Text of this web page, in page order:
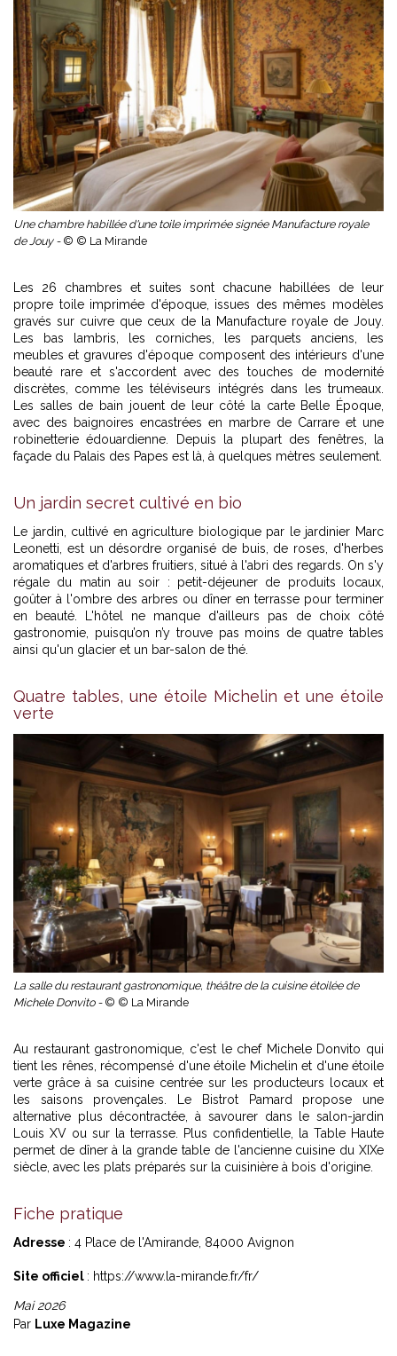
Une chambre habillée d'une toile imprimée signée Manufacture royale
de Jouy - © © La Mirande
Les 26 chambres et suites sont chacune habillées de leur
propre toile imprimée d'époque, issues des mêmes modèles
gravés sur cuivre que ceux de la Manufacture royale de Jouy.
Les bas lambris, les corniches, les parquets anciens, les
meubles et gravures d'époque composent des intérieurs d'une
beauté rare et s'accordent avec des touches de modernité
discrètes, comme les téléviseurs intégrés dans les trumeaux.
Les salles de bain jouent de leur côté la carte Belle Époque,
avec des baignoires encastrées en marbre de Carrare et une
robinetterie édouardienne. Depuis la plupart des fenêtres, la
façade du Palais des Papes est là, à quelques mètres seulement.
Un jardin secret cultivé en bio
Le jardin, cultivé en agriculture biologique par le jardinier Marc
Leonetti, est un désordre organisé de buis, de roses, d'herbes
aromatiques et d'arbres fruitiers, situé à l'abri des regards. On s'y
régale du matin au soir : petit-déjeuner de produits locaux,
goûter à l'ombre des arbres ou dîner en terrasse pour terminer
en beauté. L'hôtel ne manque d'ailleurs pas de choix côté
gastronomie, puisqu’on n’y trouve pas moins de quatre tables
ainsi qu'un glacier et un bar-salon de thé.
Quatre tables, une étoile Michelin et une étoile
verte
La salle du restaurant gastronomique, théâtre de la cuisine étoilée de
Michele Donvito - © © La Mirande
Au restaurant gastronomique, c'est le chef Michele Donvito qui
tient les rênes, récompensé d'une étoile Michelin et d'une étoile
verte grâce à sa cuisine centrée sur les producteurs locaux et
les saisons provençales. Le Bistrot Pamard propose une
alternative plus décontractée, à savourer dans le salon-jardin
Louis XV ou sur la terrasse. Plus confidentielle, la Table Haute
permet de dîner à la grande table de l'ancienne cuisine du XIXe
siècle, avec les plats préparés sur la cuisinière à bois d'origine.
Fiche pratique
Adresse : 4 Place de l'Amirande, 84000 Avignon
Site officiel : https://www.la-mirande.fr/fr/
Mai 2026
Par Luxe Magazine